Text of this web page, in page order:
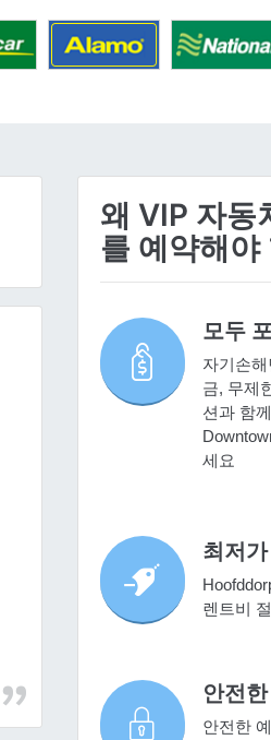
왜 VIP 자
를 예약해야
모두
자기손
금, 무제
션과 함
세요
최저
렌트비
안전
안전한